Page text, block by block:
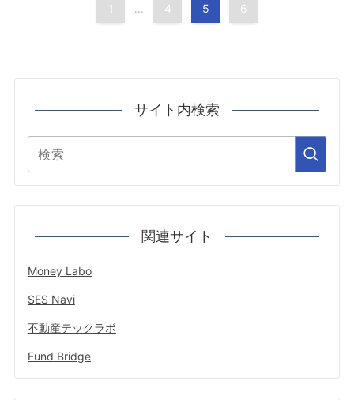
1 ... 4 5 6
サイト内検索
関連サイト
Money Labo
SES Navi
不動産テックラボ
Fund Bridge